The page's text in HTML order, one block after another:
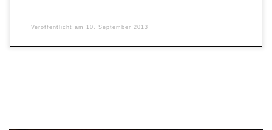
Veröffentlicht am 10. September 2013